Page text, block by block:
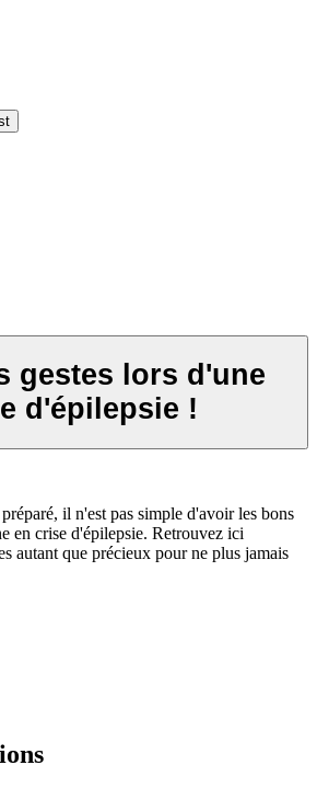
gestes lors d'une
d'épilepsie !
il n'est pas simple d'avoir les bons
en crise d'épilepsie. Retrouvez ici
autant que précieux pour ne plus jamais